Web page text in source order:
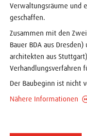
Verwaltungsräume und
geschaffen.
Zusammen mit den
Bauer BDA aus
architekten aus
Verhandlungsverfahren
Der Baubeginn ist nicht
Nähere Informationen